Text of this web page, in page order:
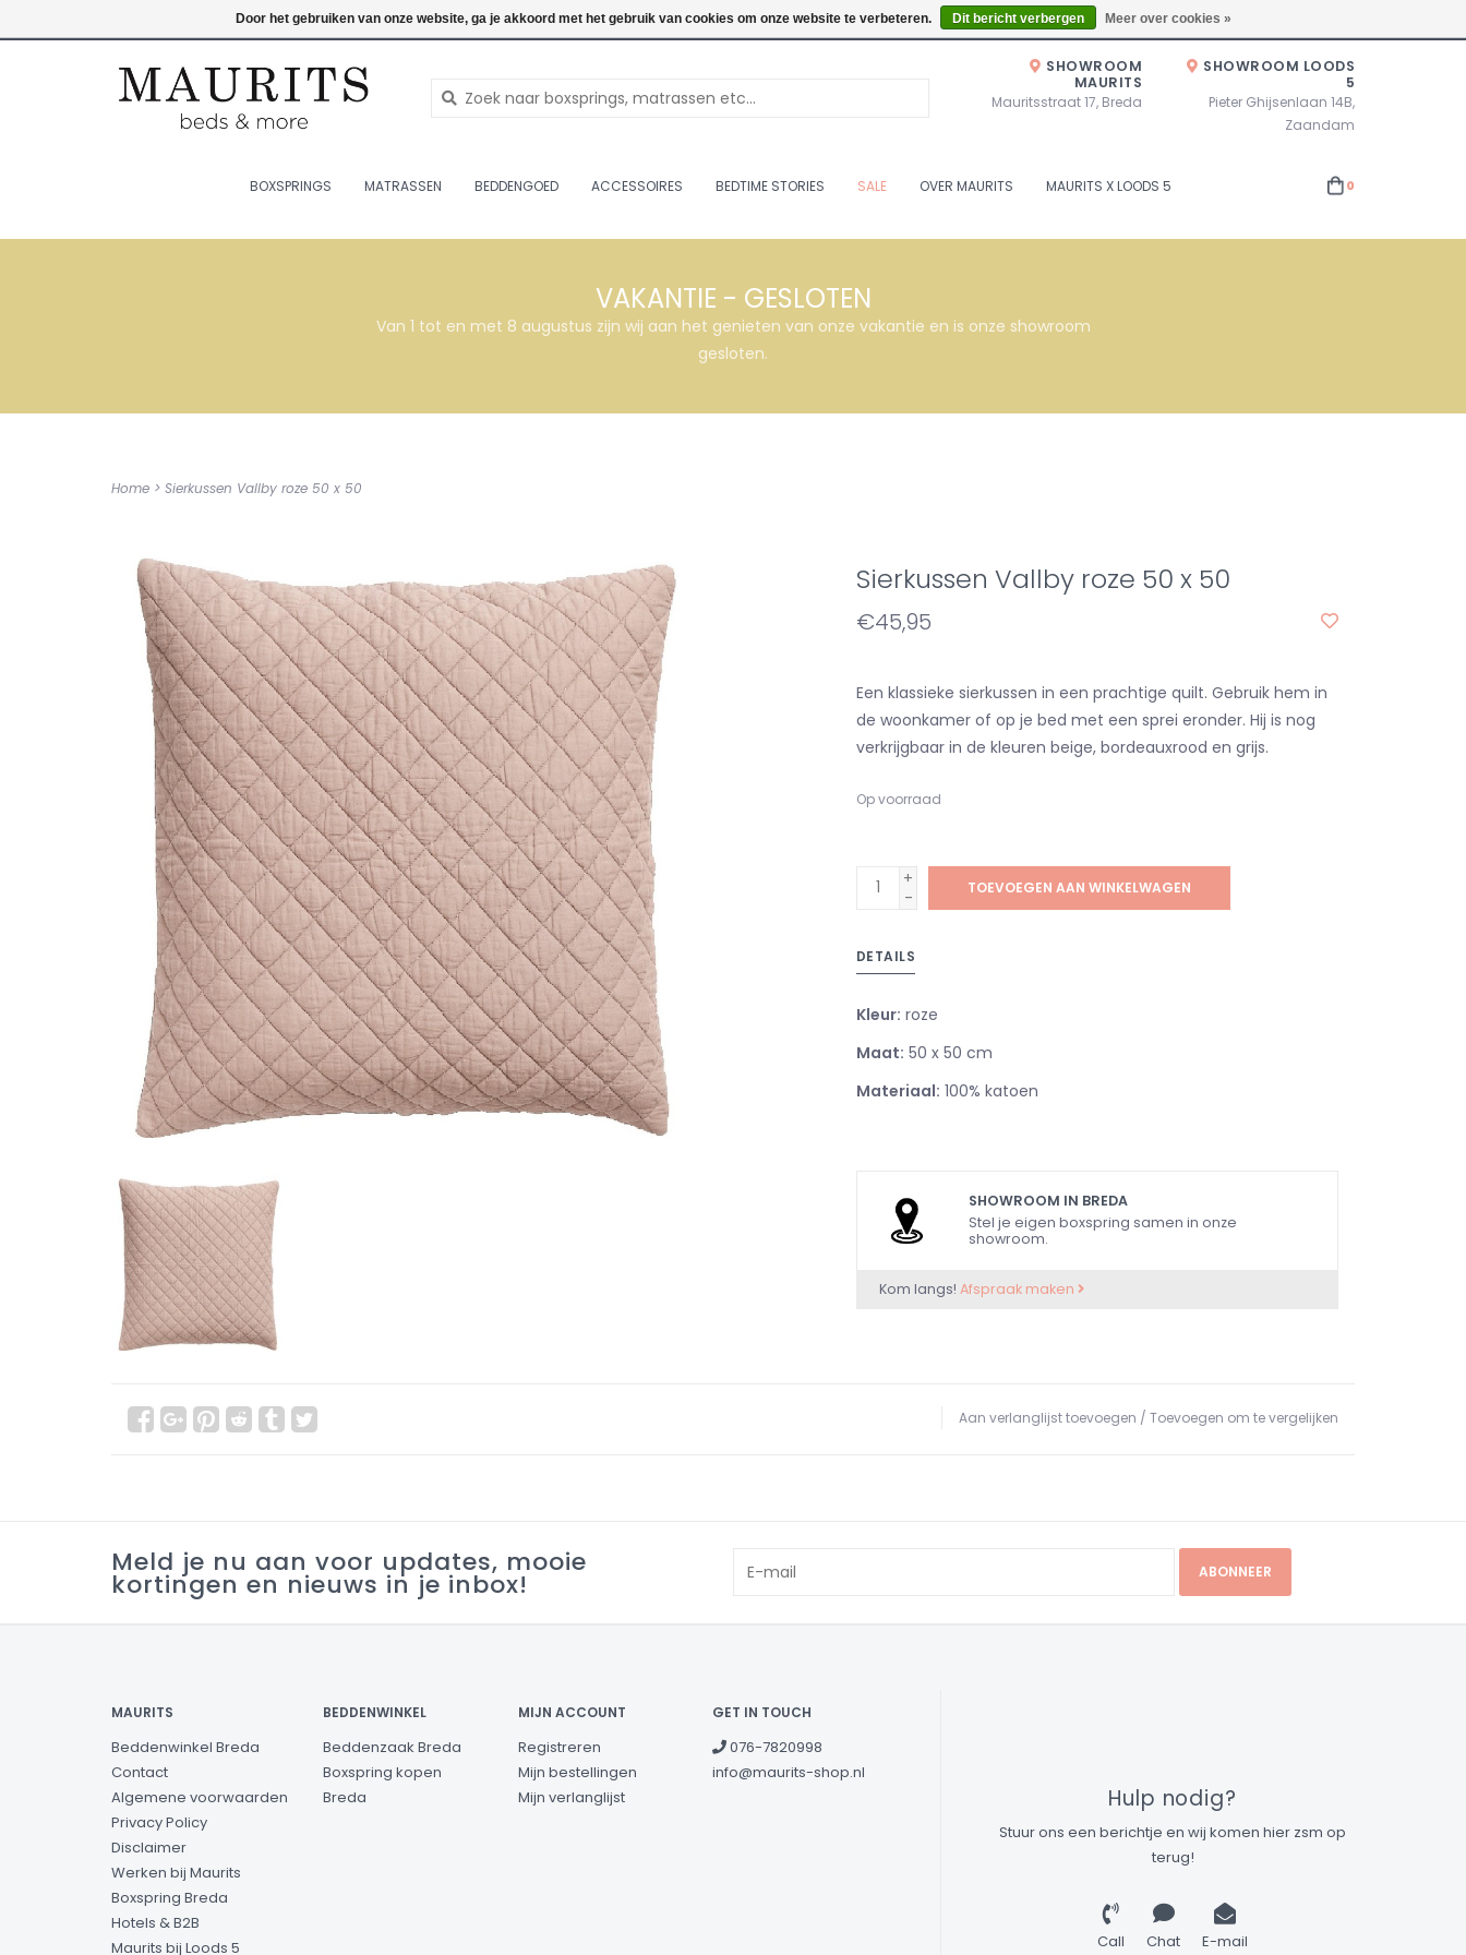
Inloggen Openingstijden: Vrijdag & Zaterdag 10.00u - 17.00u of op afspraak!
SHOWROOM
MAURITS
Mauritsstraat 17, Breda
SHOWROOM LOODS
5
Pieter Ghijsenlaan 14B,
Zaandam
BOXSPRINGS MATRASSEN BEDDENGOED ACCESSOIRES BEDTIME STORIES SALE OVER MAURITS MAURITS X LOODS 5 0
VAKANTIE - GESLOTEN
Van 1 tot en met 8 augustus zijn wij aan het genieten van onze vakantie en is onze showroom
gesloten.
Home > Sierkussen Vallby roze 50 x 50
Sierkussen Vallby roze 50 x 50
€45,95
Een klassieke sierkussen in een prachtige quilt. Gebruik hem in
de woonkamer of op je bed met een sprei eronder. Hij is nog
verkrijgbaar in de kleuren beige, bordeauxrood en grijs.
Op voorraad
+
-
TOEVOEGEN AAN WINKELWAGEN
DETAILS
Kleur: roze
Maat: 50 x 50 cm
Materiaal: 100% katoen
SHOWROOM IN BREDA
Stel je eigen boxspring samen in onze
showroom.
Kom langs! Afspraak maken
Aan verlanglijst toevoegen / Toevoegen om te vergelijken
Meld je nu aan voor updates, mooie
kortingen en nieuws in je inbox! ABONNEER
MAURITS
Beddenwinkel Breda
Contact
Algemene voorwaarden
Privacy Policy
Disclaimer
Werken bij Maurits
Boxspring Breda
Hotels & B2B
Maurits bij Loods 5
BEDDENWINKEL
Beddenzaak Breda
Boxspring kopen
Breda
MIJN ACCOUNT
Registreren
Mijn bestellingen
Mijn verlanglijst
GET IN TOUCH
076-7820998
info@maurits-shop.nl
Hulp nodig?
Stuur ons een berichtje en wij komen hier zsm op
terug!
Call Chat E-mail
Door het gebruiken van onze website, ga je akkoord met het gebruik van cookies om onze website te verbeteren. Dit bericht verbergen Meer over cookies »